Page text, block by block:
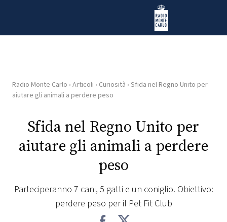
Radio Monte Carlo
HOME
RADIO
WEB
PLAYLIST
Radio Monte Carlo › Articoli › Curiosità › Sfida nel Regno Unito per
aiutare gli animali a perdere peso
Sfida nel Regno Unito per
aiutare gli animali a perdere
peso
Parteciperanno 7 cani, 5 gatti e un coniglio. Obiettivo:
perdere peso per il Pet Fit Club